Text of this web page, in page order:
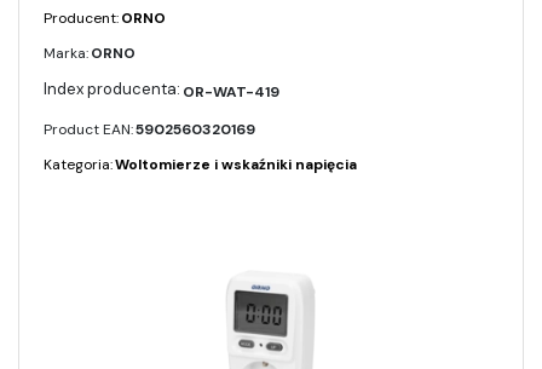
Producent:ORNO
Marka:ORNO
OR-WAT-419
Product EAN:5902560320169
Kategoria:Woltomierze i wskaźniki napięcia